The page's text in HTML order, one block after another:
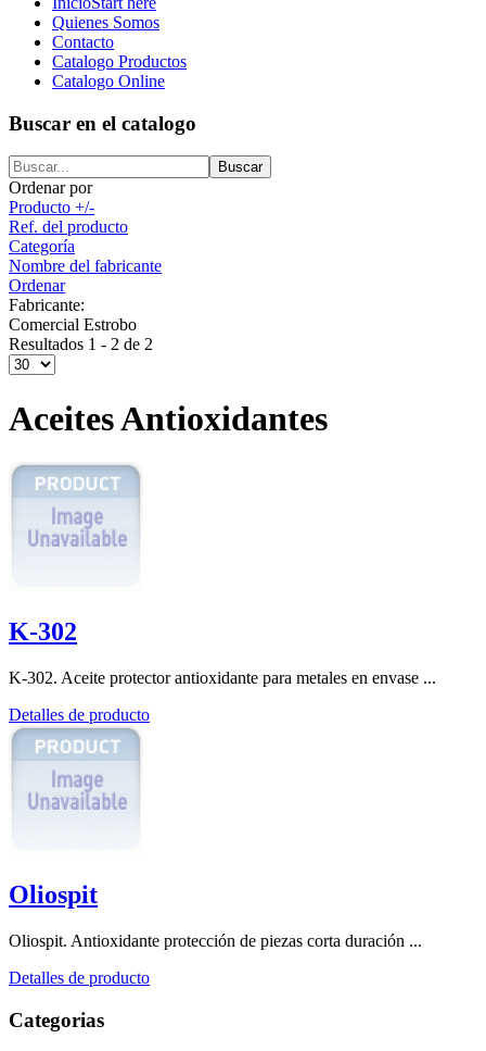
Quienes Somos
Contacto
Catalogo Productos
Catalogo Online
Buscar en el catalogo
Ordenar por
Producto +/-
Ref. del producto
Categoría
Nombre del fabricante
Ordenar
Fabricante:
Comercial Estrobo
Resultados 1 - 2 de 2
Aceites Antioxidantes
K-302
K-302. Aceite protector antioxidante para metales en envase ...
Detalles de producto
Oliospit
Oliospit. Antioxidante protección de piezas corta duración ...
Detalles de producto
Categorias